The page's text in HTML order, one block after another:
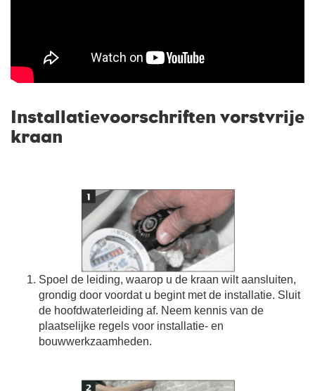
Installatievoorschriften vorstvrije
kraan
Spoel de leiding, waarop u de kraan wilt aansluiten,
grondig door voordat u begint met de installatie. Sluit
de hoofdwaterleiding af. Neem kennis van de
plaatselijke regels voor installatie- en
bouwwerkzaamheden.